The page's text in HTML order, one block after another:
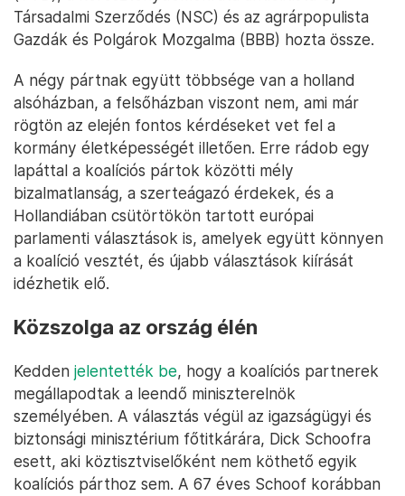
Társadalmi Szerződés (NSC) és az agrárpopulista
Gazdák és Polgárok Mozgalma (BBB) hozta össze.
A négy pártnak együtt többsége van a holland
alsóházban, a felsőházban viszont nem, ami már
rögtön az elején fontos kérdéseket vet fel a
kormány életképességét illetően. Erre rádob egy
lapáttal a koalíciós pártok közötti mély
bizalmatlanság, a szerteágazó érdekek, és a
Hollandiában csütörtökön tartott európai
parlamenti választások is, amelyek együtt könnyen
a koalíció vesztét, és újabb választások kiírását
idézhetik elő.
Közszolga az ország élén
Kedden jelentették be, hogy a koalíciós partnerek
megállapodtak a leendő miniszterelnök
személyében. A választás végül az igazságügyi és
biztonsági minisztérium főtitkárára, Dick Schoofra
esett, aki köztisztviselőként nem köthető egyik
koalíciós párthoz sem. A 67 éves Schoof korábban